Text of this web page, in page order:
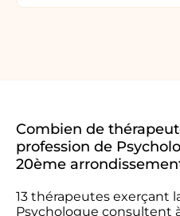
Combien de
profession de
20ème
13 thérapeutes exerçant
Psychologue consultent